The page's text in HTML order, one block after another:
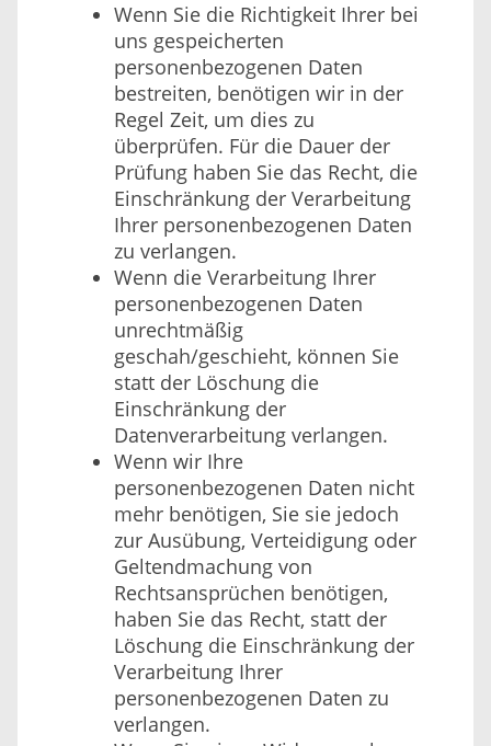
Wenn Sie die Richtigkeit Ihrer bei
uns gespeicherten
personenbezogenen Daten
bestreiten, benötigen wir in der
Regel Zeit, um dies zu
überprüfen. Für die Dauer der
Prüfung haben Sie das Recht, die
Einschränkung der Verarbeitung
Ihrer personenbezogenen Daten
zu verlangen.
Wenn die Verarbeitung Ihrer
personenbezogenen Daten
unrechtmäßig
geschah/geschieht, können Sie
statt der Löschung die
Einschränkung der
Datenverarbeitung verlangen.
Wenn wir Ihre
personenbezogenen Daten nicht
mehr benötigen, Sie sie jedoch
zur Ausübung, Verteidigung oder
Geltendmachung von
Rechtsansprüchen benötigen,
haben Sie das Recht, statt der
Löschung die Einschränkung der
Verarbeitung Ihrer
personenbezogenen Daten zu
verlangen.